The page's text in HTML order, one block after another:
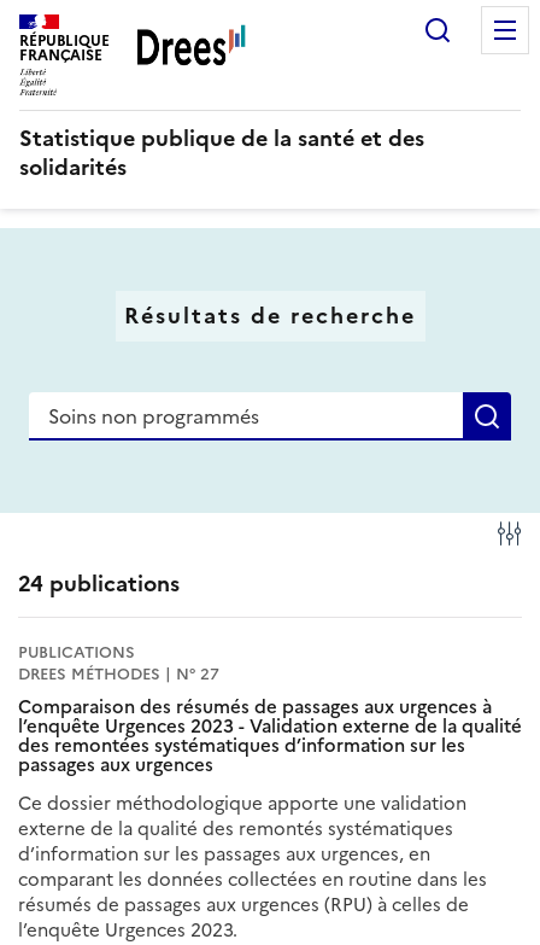
Aller
au
contenu
principal
RÉPUBLIQUE
FRANÇAISE
Statistique publique de la santé et des
solidarités
Résultats de recherche
Recherche
24 publications
PUBLICATIONS
DREES MÉTHODES | N° 27
Comparaison des résumés de passages aux urgences à
l’enquête Urgences 2023 - Validation externe de la qualité
des remontées systématiques d’information sur les
passages aux urgences
Ce dossier méthodologique apporte une validation
externe de la qualité des remontés systématiques
d’information sur les passages aux urgences, en
comparant les données collectées en routine dans les
résumés de passages aux urgences (RPU) à celles de
l’enquête Urgences 2023.